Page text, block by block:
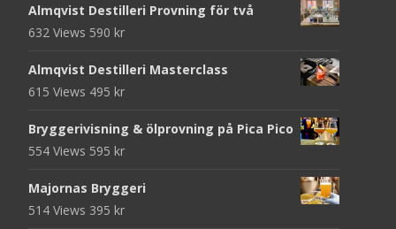
Almqvist Destilleri Provning för två
632 Views 590 kr
Almqvist Destilleri Masterclass
615 Views 495 kr
Bryggerivisning & ölprovning på Pica Pico
554 Views 595 kr
Majornas Bryggeri
514 Views 395 kr